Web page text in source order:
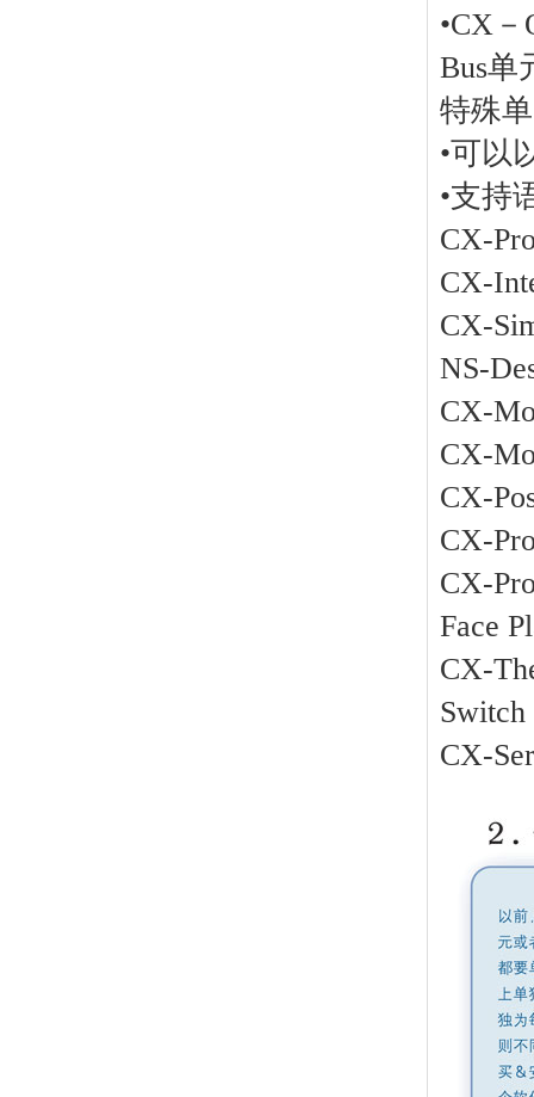
•CX
Bus单
特殊
•可以
•支持
CX-
CX-
CX-
NS-
CX-
CX-
CX-
CX-
CX-
Face
CX-
CX-